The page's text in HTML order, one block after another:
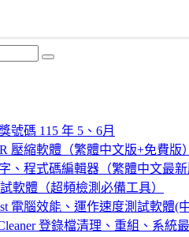
Search
號碼 115 年 5、6月
壓縮軟體（繁體中文版+免費版）
、程式碼編輯器（繁體中文最新
軟體（超頻檢測必備工具）
電腦效能、運作速度測試軟體(
登錄檔清理、重組、系統